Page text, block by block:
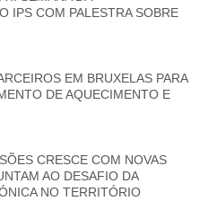
IPS COM PALESTRA SOBRE
EM BRUXELAS PARA
DE AQUECIMENTO E
CRESCE COM NOVAS
AO DESAFIO DA
NO TERRITÓRIO